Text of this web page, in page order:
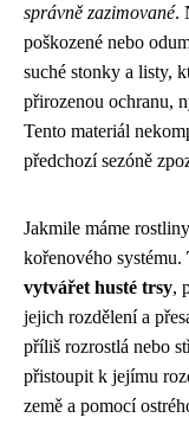
správně zazimované.
poškozené nebo
suché stonky a listy,
přirozenou ochranu,
Tento materiál
předchozí sezóně
Jakmile máme
kořenového systému.
vytvářet husté trsy,
jejich rozdělení a
příliš rozrostlá nebo
přistoupit k jejímu
země a pomocí